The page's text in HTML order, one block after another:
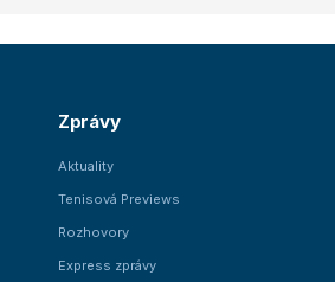
Zprávy
Aktuality
Tenisová Previews
Rozhovory
Express zprávy